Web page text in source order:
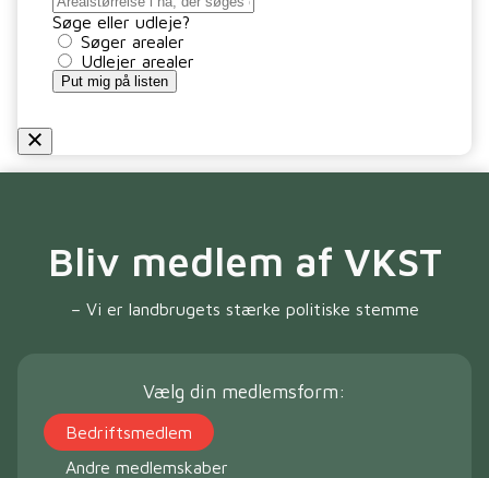
Søge eller udleje?
Søger arealer
Udlejer arealer
Put mig på listen
Bliv medlem af VKST
– Vi er landbrugets stærke politiske stemme
Vælg din medlemsform:
Bedriftsmedlem
Andre medlemskaber